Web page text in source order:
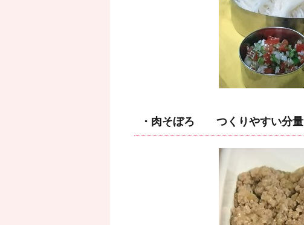
・肉そぼろ つくりやすい分量